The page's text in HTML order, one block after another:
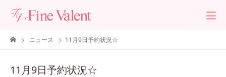
ニュース 11月9日予約状況☆
11月9日予約状況☆